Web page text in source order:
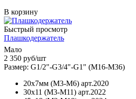
В корзину
Быстрый просмотр
Плашкодержатель
Мало
2 350 руб/шт
Размер: G1/2"-G3/4"-G1" (М16-М36)
20х7мм (М3-М6) арт.2020
30х11 (М3-М11) арт.2022